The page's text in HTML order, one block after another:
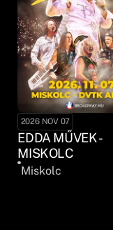
2026 NOV 07
EDDA MŰVEK -
MISKOLC
Miskolc